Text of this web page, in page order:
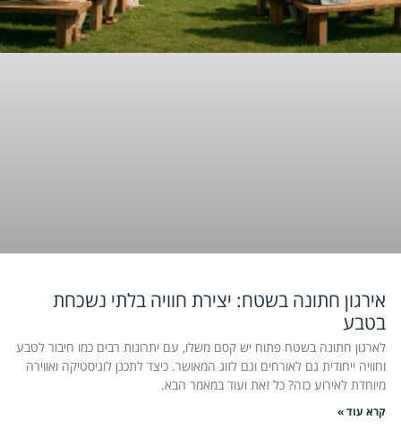
אירגון חתונה בשטח: יצירת חוויה בלתי נשכחת
בטבע
לארגון חתונה בשטח פתוח יש קסם משלו, עם יתרונות רבים כמו חיבור לטבע
וחוויה ייחודית גם לאורחים וגם לזוג המאושר. כיצד לתכנן לוגיסטיקה ואווירה
מיוחדת לאירוע כזה? כל זאת ועוד במאמר הבא.
קרא עוד »